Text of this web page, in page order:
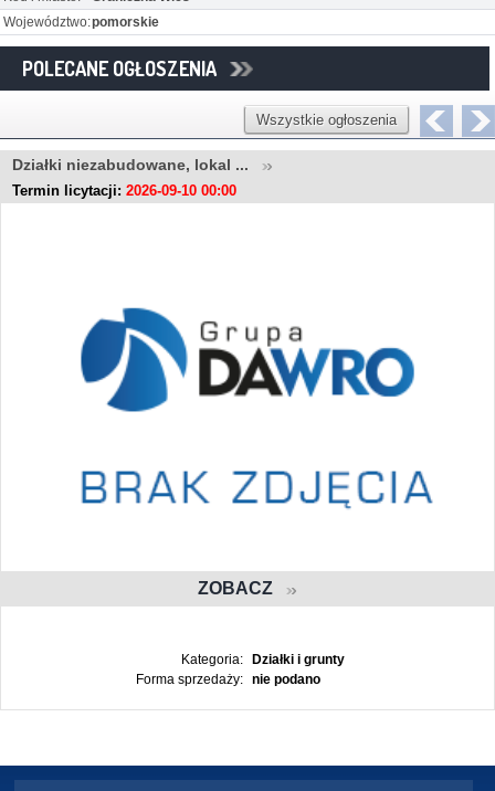
Województwo:pomorskie
POLECANE OGŁOSZENIA
Wszystkie ogłoszenia
Działki niezabudowane, lokal ...
Termin licytacji: 2026-09-10 00:00
ZOBACZ
Kategoria:
Działki i grunty
Forma sprzedaży:
nie podano